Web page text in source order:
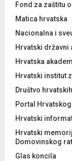
Fond za zaštitu
Matica hrvatska
Nacionalna i
Hrvatski državni
Hrvatska
Hrvatski institut
Društvo
Portal
Hrvatski
Hrvatski
Domovinskog
Glas koncila